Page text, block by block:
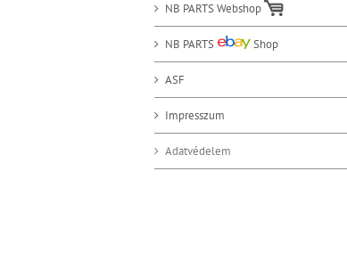
NB PARTS Webshop
NB PARTS Shop
ASF
Impresszum
Adatvédelem